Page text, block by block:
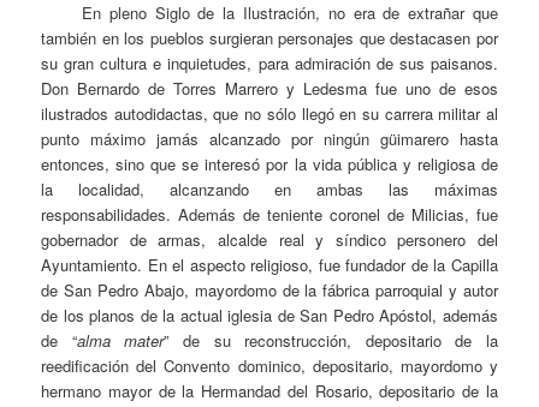
En pleno Siglo de la Ilustración, no era de extrañar que
también en los pueblos surgieran personajes que destacasen por
su gran cultura e inquietudes, para admiración de sus paisanos.
Don Bernardo de Torres Marrero y Ledesma fue uno de esos
ilustrados autodidactas, que no sólo llegó en su carrera militar al
punto máximo jamás alcanzado por ningún güimarero hasta
entonces, sino que se interesó por la vida pública y religiosa de
la localidad, alcanzando en ambas las máximas
responsabilidades. Además de teniente coronel de Milicias, fue
gobernador de armas, alcalde real y síndico personero del
Ayuntamiento. En el aspecto religioso, fue fundador de la Capilla
de San Pedro Abajo, mayordomo de la fábrica parroquial y autor
de los planos de la actual iglesia de San Pedro Apóstol, además
de “alma mater” de su reconstrucción, depositario de la
reedificación del Convento dominico, depositario, mayordomo y
hermano mayor de la Hermandad del Rosario, depositario de la